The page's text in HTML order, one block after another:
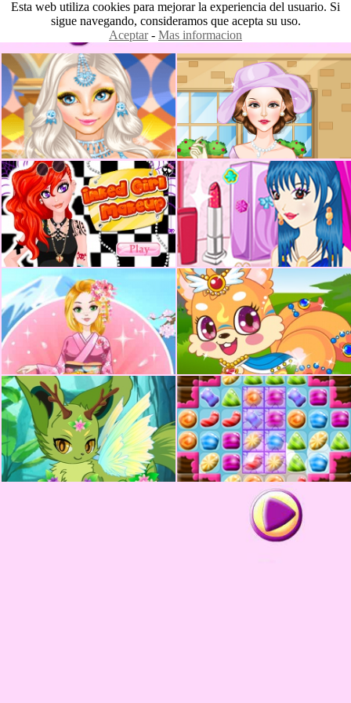
Esta web utiliza cookies para mejorar la experiencia del usuario. Si
sigue navegando, consideramos que acepta su uso.
Aceptar- Mas informacion